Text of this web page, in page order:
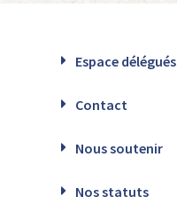
Espace délégués
Contact
Nous soutenir
Nos statuts